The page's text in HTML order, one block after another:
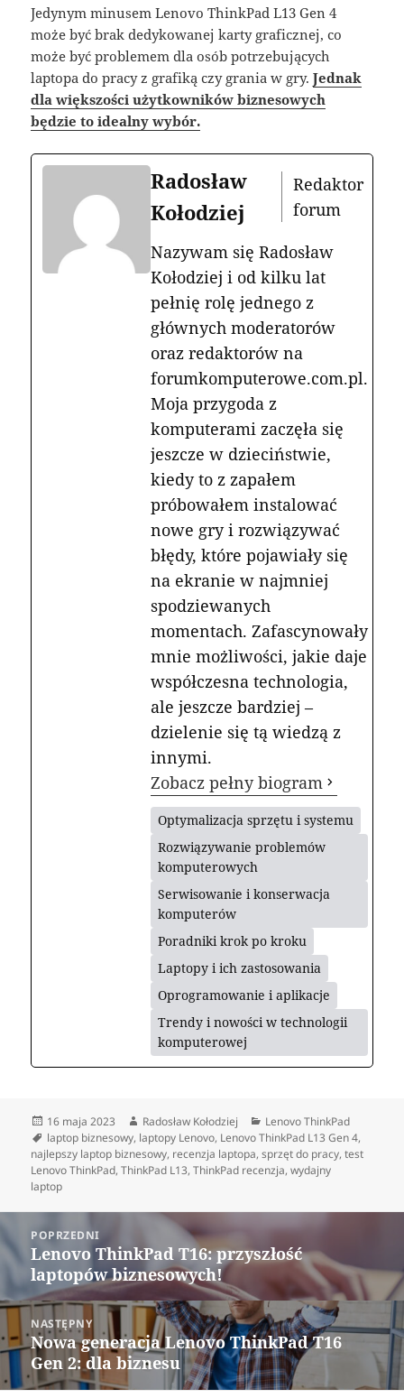
Jedynym minusem Lenovo ThinkPad L13 Gen 4
może być brak dedykowanej karty graficznej, co
może być problemem dla osób potrzebujących
laptopa do pracy z grafiką czy grania w gry.Jednak
dla większości użytkowników biznesowych
będzie to idealny wybór.
Radosław
Kołodziej
Redaktor
forum
Nazywam się Radosław
Kołodziej i od kilku lat
pełnię rolę jednego z
głównych moderatorów
oraz redaktorów na
forumkomputerowe.com.pl.
Moja przygoda z
komputerami zaczęła się
jeszcze w dzieciństwie,
kiedy to z zapałem
próbowałem instalować
nowe gry i rozwiązywać
błędy, które pojawiały się
na ekranie w najmniej
spodziewanych
momentach. Zafascynowały
mnie możliwości, jakie daje
współczesna technologia,
ale jeszcze bardziej –
dzielenie się tą wiedzą z
innymi.
Zobacz pełny biogram
Optymalizacja sprzętu i systemu
Rozwiązywanie problemów
komputerowych
Serwisowanie i konserwacja
komputerów
Poradniki krok po kroku
Laptopy i ich zastosowania
Oprogramowanie i aplikacje
Trendy i nowości w technologii
komputerowej
Data
publikacji
16 maja 2023 Autor
Radosław Kołodziej Kategorie
Lenovo ThinkPad
Tagi
laptop biznesowy, laptopy Lenovo, Lenovo ThinkPad L13 Gen 4,
najlepszy laptop biznesowy, recenzja laptopa,sprzęt do pracy,test
Lenovo ThinkPad,ThinkPad L13,ThinkPad recenzja,wydajny
laptop
Nawigacja
wpisuPOPRZEDNI
Poprzedni
wpis:
Lenovo ThinkPad T16: przyszłość
laptopów biznesowych!
NASTĘPNY
Następny
wpis:
Nowa generacja Lenovo ThinkPad T16
Gen 2: dla biznesu